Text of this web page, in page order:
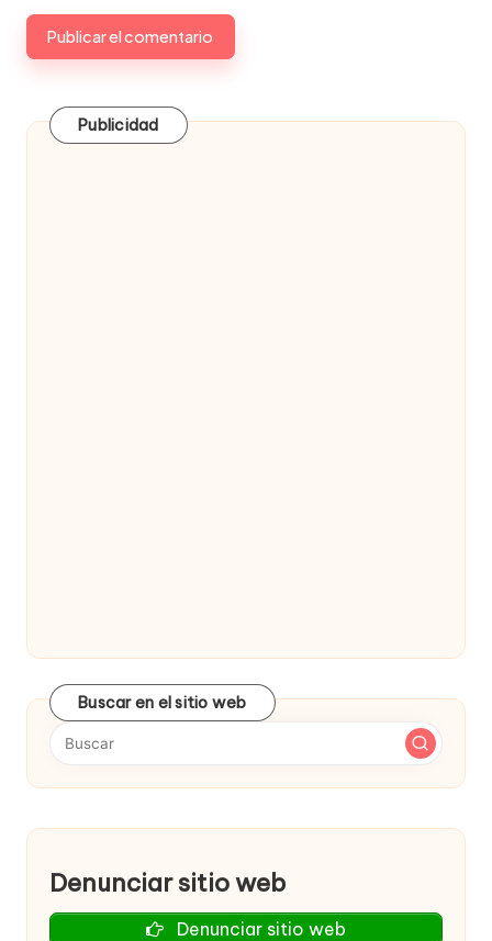
Publicidad
Buscar en el sitio web
Denunciar sitio web
Denunciar sitio web